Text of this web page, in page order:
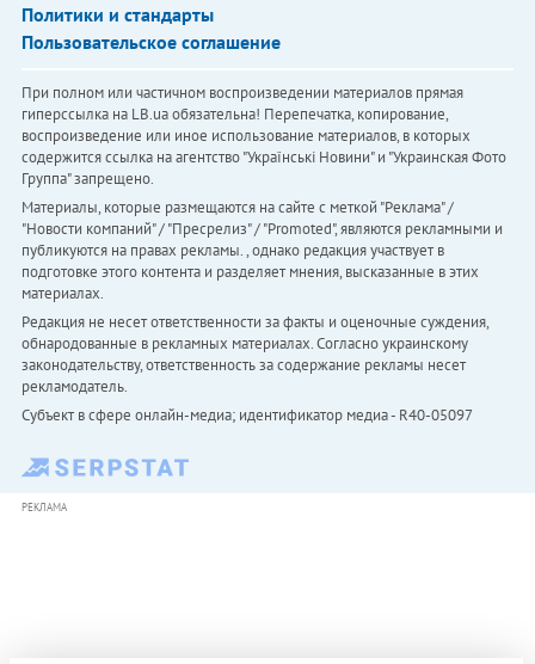
Политики и стандарты
Пользовательское соглашение
При полном или частичном воспроизведении материалов прямая
гиперссылка на LB.ua обязательна! Перепечатка, копирование,
воспроизведение или иное использование материалов, в которых
содержится ссылка на агентство "Українськi Новини" и "Украинская Фото
Группа" запрещено.
Материалы, которые размещаются на сайте с меткой "Реклама" /
"Новости компаний" / "Пресрелиз" / "Promoted", являются рекламными и
публикуются на правах рекламы. , однако редакция участвует в
подготовке этого контента и разделяет мнения, высказанные в этих
материалах.
Редакция не несет ответственности за факты и оценочные суждения,
обнародованные в рекламных материалах. Согласно украинскому
законодательству, ответственность за содержание рекламы несет
рекламодатель.
Субъект в сфере онлайн-медиа; идентификатор медиа - R40-05097
РЕКЛАМА